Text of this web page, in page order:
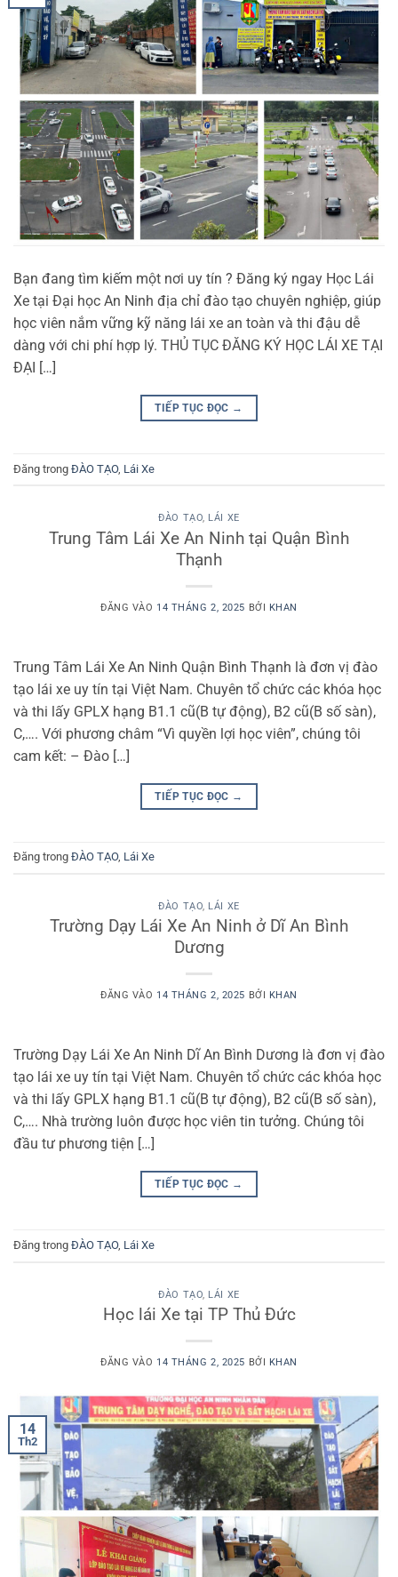
Bạn đang tìm kiếm một nơi uy tín ? Đăng ký ngay Học Lái
Xe tại Đại học An Ninh địa chỉ đào tạo chuyên nghiệp, giúp
học viên nắm vững kỹ năng lái xe an toàn và thi đậu dễ
dàng với chi phí hợp lý. THỦ TỤC ĐĂNG KÝ HỌC LÁI XE TẠI
ĐẠI […]
TIẾP TỤC ĐỌC →
Đăng trong ĐÀO TẠO, Lái Xe
ĐÀO TẠO, LÁI XE
Trung Tâm Lái Xe An Ninh tại Quận Bình
Thạnh
ĐĂNG VÀO 14 THÁNG 2, 2025 BỞI KHAN
Trung Tâm Lái Xe An Ninh Quận Bình Thạnh là đơn vị đào
tạo lái xe uy tín tại Việt Nam. Chuyên tổ chức các khóa học
và thi lấy GPLX hạng B1.1 cũ(B tự động), B2 cũ(B số sàn),
C,…. Với phương châm “Vì quyền lợi học viên”, chúng tôi
cam kết: – Đào […]
TIẾP TỤC ĐỌC →
Đăng trong ĐÀO TẠO, Lái Xe
ĐÀO TẠO, LÁI XE
Trường Dạy Lái Xe An Ninh ở Dĩ An Bình
Dương
ĐĂNG VÀO 14 THÁNG 2, 2025 BỞI KHAN
Trường Dạy Lái Xe An Ninh Dĩ An Bình Dương là đơn vị đào
tạo lái xe uy tín tại Việt Nam. Chuyên tổ chức các khóa học
và thi lấy GPLX hạng B1.1 cũ(B tự động), B2 cũ(B số sàn),
C,…. Nhà trường luôn được học viên tin tưởng. Chúng tôi
đầu tư phương tiện […]
TIẾP TỤC ĐỌC →
Đăng trong ĐÀO TẠO, Lái Xe
ĐÀO TẠO LÁI XE
Học lái Xe tại TP Thủ Đức
ĐĂNG VÀO 14 THÁNG 2, 2025 BỞI KHAN
14
Th2